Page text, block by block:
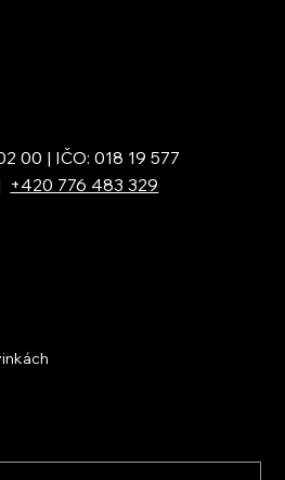
00 | IČO: 018 19 577
+420 776 483 329